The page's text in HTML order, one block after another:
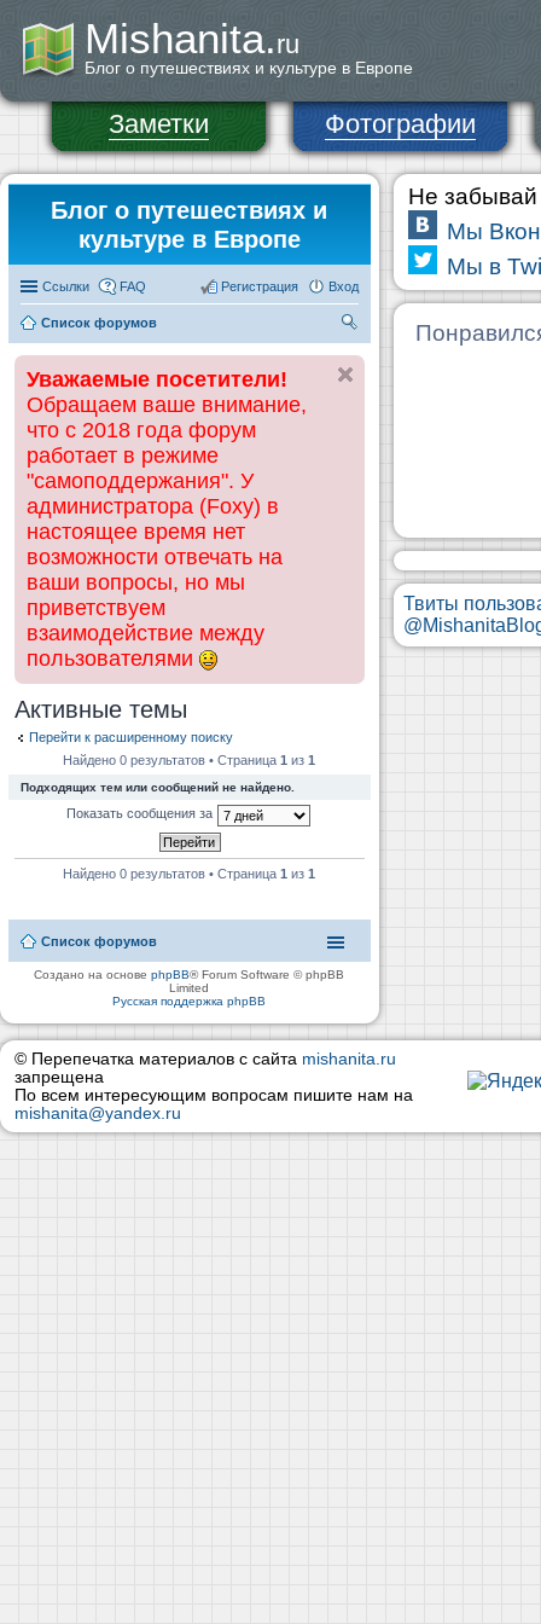
Mishanita.ru
Блог о путешествиях и культуре в Европе
Заметки Фотографии
Блог о путешествиях и
культуре в Европе
Ссылки FAQ Вход
Регистрация
Список форумов
ск
Уважаемые посетители!
Обращаем ваше внимание,
что с 2018 года форум
работает в режиме
"самоподдержания". У
администратора (Foxy) в
настоящее время нет
возможности отвечать на
ваши вопросы, но мы
приветствуем
взаимодействие между
пользователями
Активные темы
Перейти к расширенному поиску
Найдено 0 результатов • Страница1 из1
Подходящих тем или сообщений не найдено.
Показать сообщения за
Найдено 0 результатов • Страница1 из1
Список форумов
Создано на основеphpBB® Forum Software © phpBB
Limited
Русская поддержка phpBB
Не забывай
Мы
Мы в
Твиты
© Перепечатка материалов с сайта mishanita.ru
запрещена
По всем интересующим вопросам пишите нам на
mishanita@yandex.ru